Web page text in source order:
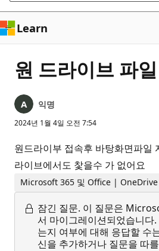
Learn
원 드라이브 파
익명
2024년 1월 4일 오전 7:54
원드라이부 접속후 바탕화면파일
라이브에서도 찿을수 가 없어요
Microsoft 365 및 Office |
잠긴 질문. 이 질문은
서 마이그레이션되었습니다
는지 여부에 대해 응답할 수
신을 추가하거나 질문을 따